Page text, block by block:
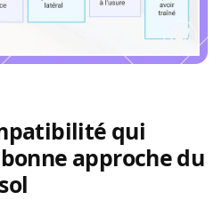
qui
approche du